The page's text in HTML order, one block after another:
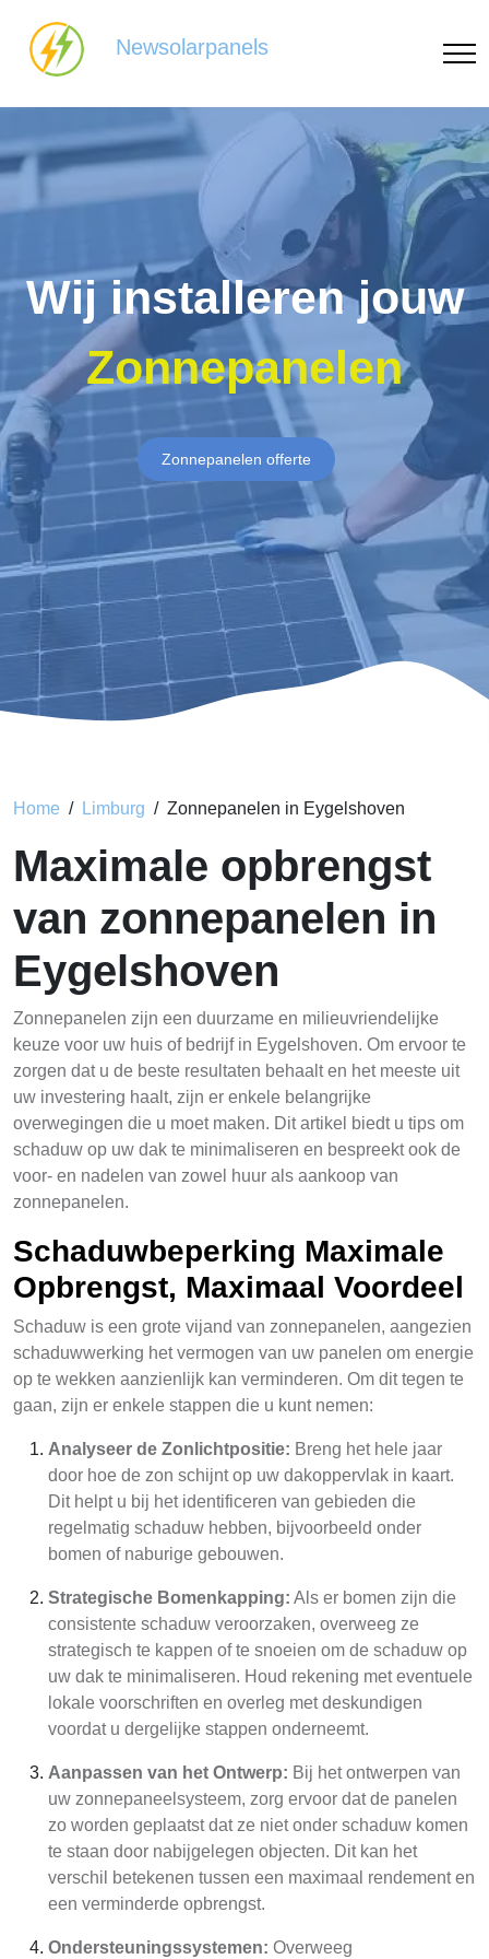
Newsolarpanels
Wij installeren jouw
Zonnepanelen
Zonnepanelen offerte
Home Limburg Zonnepanelen in Eygelshoven
Maximale opbrengst
van zonnepanelen in
Eygelshoven
Zonnepanelen zijn een duurzame en milieuvriendelijke
keuze voor uw huis of bedrijf in Eygelshoven. Om ervoor te
zorgen dat u de beste resultaten behaalt en het meeste uit
uw investering haalt, zijn er enkele belangrijke
overwegingen die u moet maken. Dit artikel biedt u tips om
schaduw op uw dak te minimaliseren en bespreekt ook de
voor- en nadelen van zowel huur als aankoop van
zonnepanelen.
Schaduwbeperking Maximale
Opbrengst, Maximaal Voordeel
Schaduw is een grote vijand van zonnepanelen, aangezien
schaduwwerking het vermogen van uw panelen om energie
op te wekken aanzienlijk kan verminderen. Om dit tegen te
gaan, zijn er enkele stappen die u kunt nemen:
Analyseer de Zonlichtpositie: Breng het hele jaar
door hoe de zon schijnt op uw dakoppervlak in kaart.
Dit helpt u bij het identificeren van gebieden die
regelmatig schaduw hebben, bijvoorbeeld onder
bomen of naburige gebouwen.
Strategische Bomenkapping: Als er bomen zijn die
consistente schaduw veroorzaken, overweeg ze
strategisch te kappen of te snoeien om de schaduw op
uw dak te minimaliseren. Houd rekening met eventuele
lokale voorschriften en overleg met deskundigen
voordat u dergelijke stappen onderneemt.
Aanpassen van het Ontwerp: Bij het ontwerpen van
uw zonnepaneelsysteem, zorg ervoor dat de panelen
zo worden geplaatst dat ze niet onder schaduw komen
te staan door nabijgelegen objecten. Dit kan het
verschil betekenen tussen een maximaal rendement en
een verminderde opbrengst.
Ondersteuningssystemen: Overweeg